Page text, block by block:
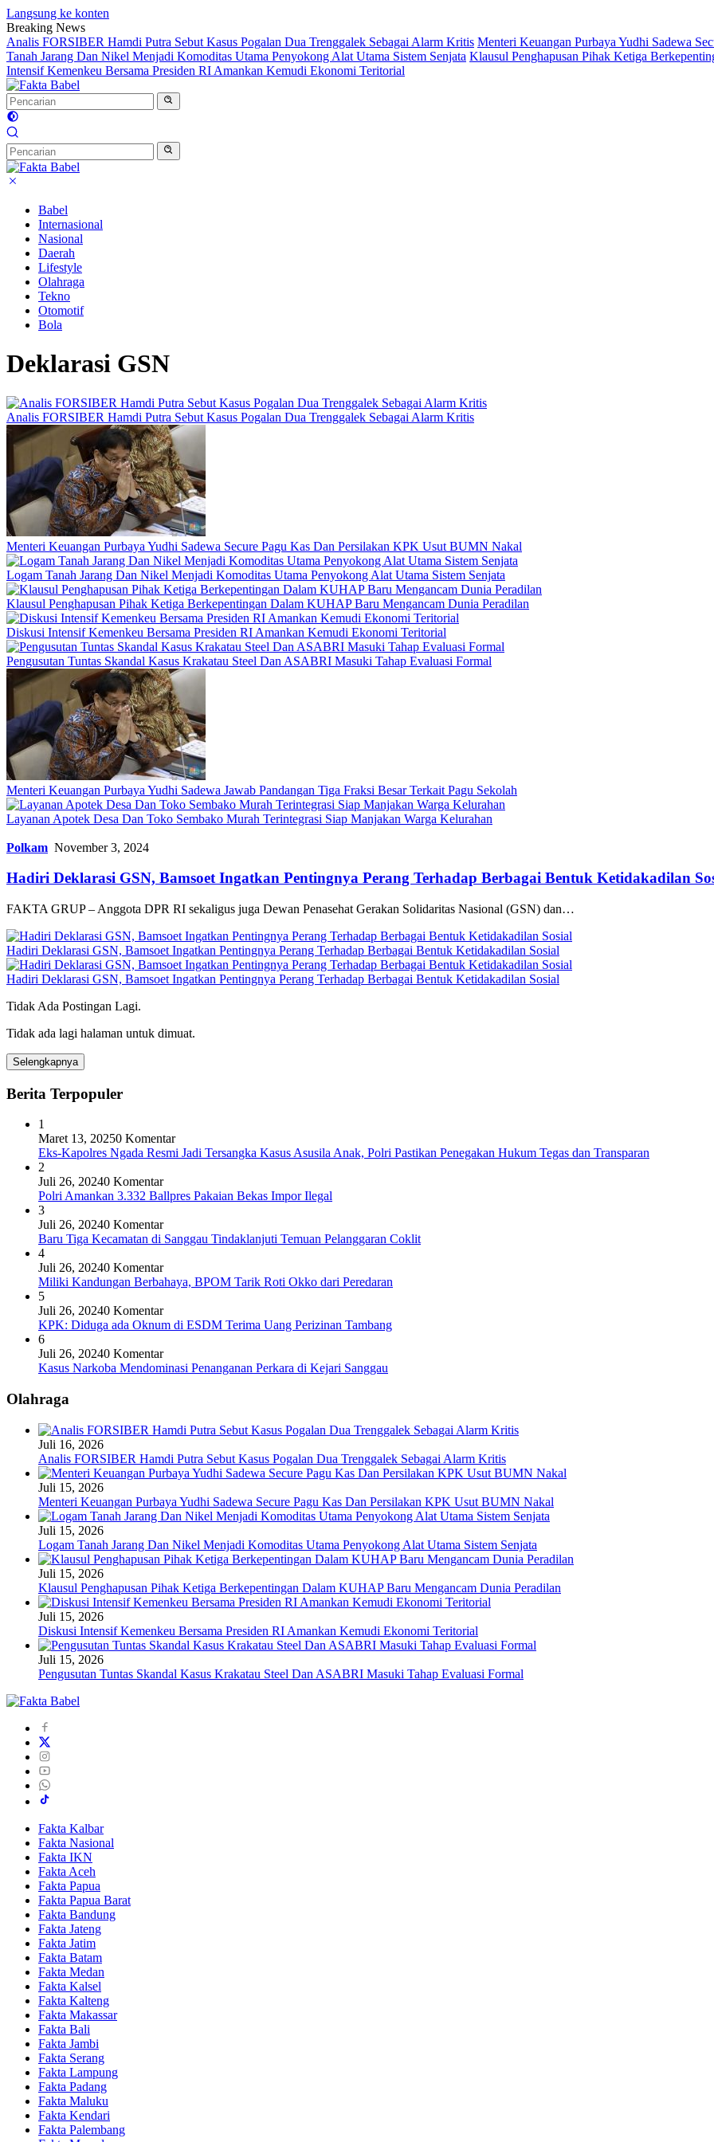
Langsung ke konten
Breaking News
Analis FORSIBER Hamdi Putra Sebut Kasus Pogalan Dua Trenggalek Sebagai Alarm Kritis Menteri Keuangan Purbaya Yudhi Sadewa
Tanah Jarang Dan Nikel Menjadi Komoditas Utama Penyokong Alat Utama Sistem Senjata Klausul Penghapusan Pihak Ketiga
Intensif Kemenkeu Bersama Presiden RI Amankan Kemudi Ekonomi Teritorial
Babel
Internasional
Nasional
Daerah
Lifestyle
Olahraga
Tekno
Otomotif
Bola
Deklarasi GSN
Analis FORSIBER Hamdi Putra Sebut Kasus Pogalan Dua Trenggalek Sebagai Alarm Kritis
Menteri Keuangan Purbaya Yudhi Sadewa Secure Pagu Kas Dan Persilakan KPK Usut BUMN Nakal
Logam Tanah Jarang Dan Nikel Menjadi Komoditas Utama Penyokong Alat Utama Sistem Senjata
Klausul Penghapusan Pihak Ketiga Berkepentingan Dalam KUHAP Baru Mengancam Dunia Peradilan
Diskusi Intensif Kemenkeu Bersama Presiden RI Amankan Kemudi Ekonomi Teritorial
Pengusutan Tuntas Skandal Kasus Krakatau Steel Dan ASABRI Masuki Tahap Evaluasi Formal
Menteri Keuangan Purbaya Yudhi Sadewa Jawab Pandangan Tiga Fraksi Besar Terkait Pagu Sekolah
Layanan Apotek Desa Dan Toko Sembako Murah Terintegrasi Siap Manjakan Warga Kelurahan
Polkam November 3, 2024
Hadiri Deklarasi GSN, Bamsoet Ingatkan Pentingnya Perang Terhadap Berbagai Bentuk Ketidakadilan
FAKTA GRUP – Anggota DPR RI sekaligus juga Dewan Penasehat Gerakan Solidaritas Nasional (GSN) dan…
Hadiri Deklarasi GSN, Bamsoet Ingatkan Pentingnya Perang Terhadap Berbagai Bentuk Ketidakadilan Sosial
Hadiri Deklarasi GSN, Bamsoet Ingatkan Pentingnya Perang Terhadap Berbagai Bentuk Ketidakadilan Sosial
Tidak Ada Postingan Lagi.
Tidak ada lagi halaman untuk dimuat.
Selengkapnya
Berita Terpopuler
1
Maret 13, 20250 Komentar
Eks-Kapolres Ngada Resmi Jadi Tersangka Kasus Asusila Anak, Polri Pastikan Penegakan Hukum Tegas dan Transparan
2
Juli 26, 20240 Komentar
Polri Amankan 3.332 Ballpres Pakaian Bekas Impor Ilegal
3
Juli 26, 20240 Komentar
Baru Tiga Kecamatan di Sanggau Tindaklanjuti Temuan Pelanggaran Coklit
4
Juli 26, 20240 Komentar
Miliki Kandungan Berbahaya, BPOM Tarik Roti Okko dari Peredaran
5
Juli 26, 20240 Komentar
KPK: Diduga ada Oknum di ESDM Terima Uang Perizinan Tambang
6
Juli 26, 20240 Komentar
Kasus Narkoba Mendominasi Penanganan Perkara di Kejari Sanggau
Olahraga
Juli 16, 2026
Analis FORSIBER Hamdi Putra Sebut Kasus Pogalan Dua Trenggalek Sebagai Alarm Kritis
Juli 15, 2026
Menteri Keuangan Purbaya Yudhi Sadewa Secure Pagu Kas Dan Persilakan KPK Usut BUMN Nakal
Juli 15, 2026
Logam Tanah Jarang Dan Nikel Menjadi Komoditas Utama Penyokong Alat Utama Sistem Senjata
Juli 15, 2026
Klausul Penghapusan Pihak Ketiga Berkepentingan Dalam KUHAP Baru Mengancam Dunia Peradilan
Juli 15, 2026
Diskusi Intensif Kemenkeu Bersama Presiden RI Amankan Kemudi Ekonomi Teritorial
Juli 15, 2026
Pengusutan Tuntas Skandal Kasus Krakatau Steel Dan ASABRI Masuki Tahap Evaluasi Formal
Fakta Kalbar
Fakta Nasional
Fakta IKN
Fakta Aceh
Fakta Papua
Fakta Papua Barat
Fakta Bandung
Fakta Jateng
Fakta Jatim
Fakta Batam
Fakta Medan
Fakta Kalsel
Fakta Kalteng
Fakta Makassar
Fakta Bali
Fakta Jambi
Fakta Serang
Fakta Lampung
Fakta Padang
Fakta Maluku
Fakta Kendari
Fakta Palembang